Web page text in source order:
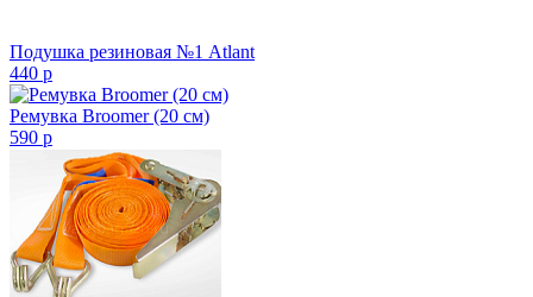
Подушка резиновая №1 Atlant
440 p
Ремувка Broomer (20 см)
590 p